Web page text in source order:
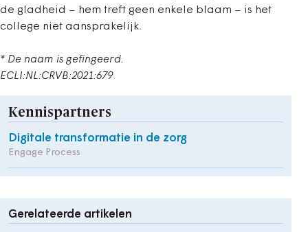
de gladheid – hem treft geen enkele blaam – is het
college niet aansprakelijk.
* De naam is gefingeerd.
ECLI:NL:CRVB:2021:679
Kennispartners
Digitale transformatie in de zorg
Engage Process
Gerelateerde artikelen